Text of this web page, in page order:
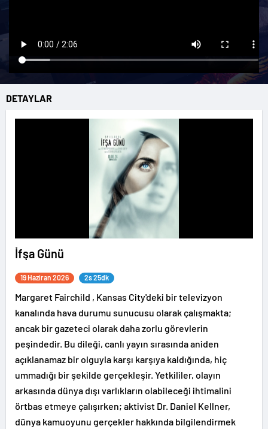
DETAYLAR
İfşa Günü
19 Haziran 2026 2s 25dk
Margaret Fairchild , Kansas City'deki bir televizyon
kanalında hava durumu sunucusu olarak çalışmakta;
ancak bir gazeteci olarak daha zorlu görevlerin
peşindedir. Bu dileği, canlı yayın sırasında aniden
açıklanamaz bir olguyla karşı karşıya kaldığında, hiç
ummadığı bir şekilde gerçekleşir. Yetkililer, olayın
arkasında dünya dışı varlıkların olabileceği ihtimalini
örtbas etmeye çalışırken; aktivist Dr. Daniel Kellner,
dünya kamuoyunu gerçekler hakkında bilgilendirmek